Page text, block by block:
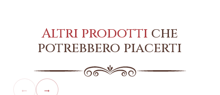
Altri prodotti che
potrebbero piacerti
← →